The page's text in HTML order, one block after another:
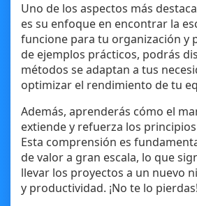
Uno de los aspectos más
es su enfoque en encontrar la
funcione para tu organización y
de ejemplos prácticos, podrás
métodos se adaptan a tus
optimizar el rendimiento de tu
Además, aprenderás cómo el
extiende y refuerza los
Esta comprensión es
de valor a gran escala, lo que
llevar los proyectos a un nuevo
y productividad. ¡No te lo pierdas!